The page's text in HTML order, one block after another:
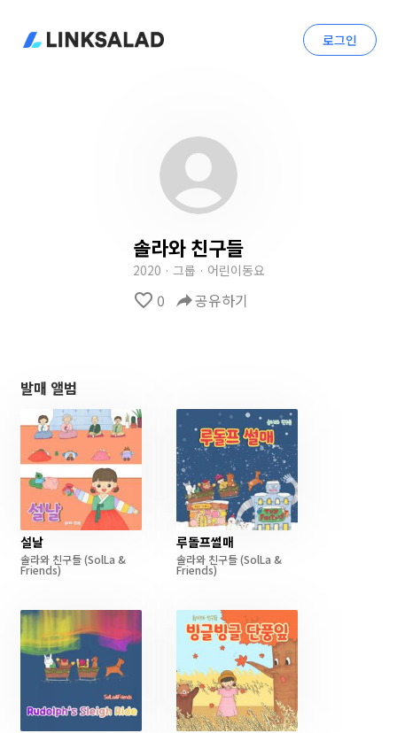
로그인
솔라와 친구들
2020 · 그룹 · 어린이동요
favorite_border 0 reply공유하기
발매 앨범
설날
솔라와 친구들(SolLa &
Friends)
루돌프썰매
솔라와 친구들(SolLa &
Friends)